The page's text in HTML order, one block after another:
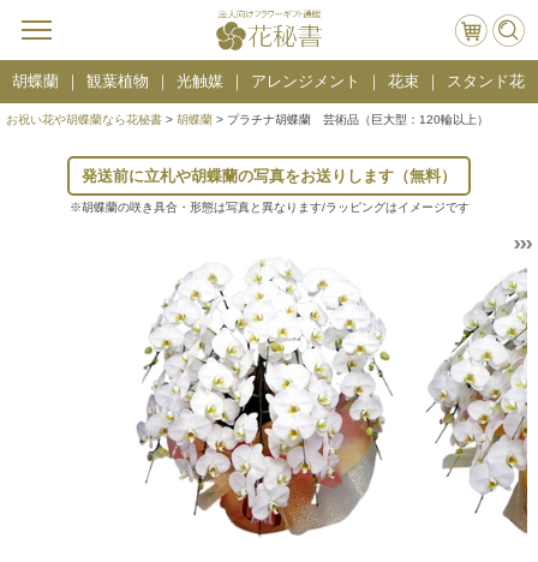
胡蝶蘭 観葉植物 光触媒 アレンジメント 花束 スタンド花
お祝い花や胡蝶蘭なら花秘書 > 胡蝶蘭 > プラチナ胡蝶蘭 芸術品（巨大型：120輪以上）
発送前に立札や胡蝶蘭の写真をお送りします（無料）
※胡蝶蘭の咲き具合・形態は写真と異なります/ラッピングはイメージです